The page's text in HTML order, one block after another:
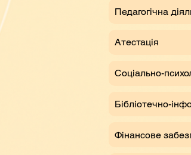
Педагогічна
Атестація
Соціально-
Бібліотечно-
Фінансове